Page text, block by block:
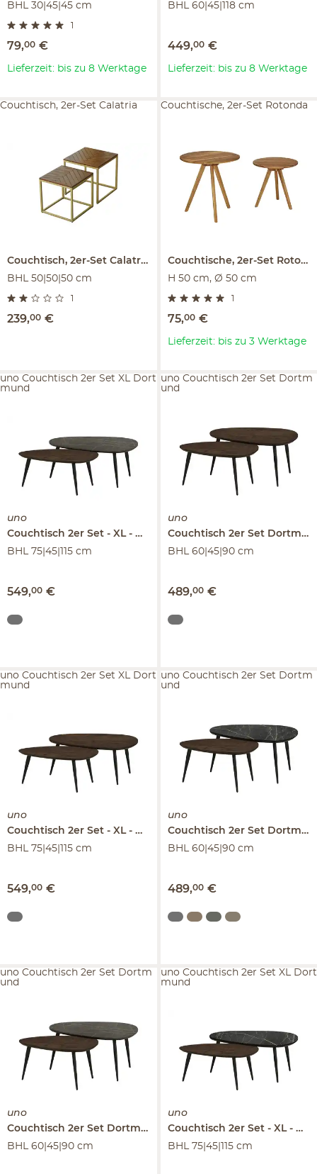
BHL 30|45|45 cm
1
79,00 €
Lieferzeit: bis zu 8 Werktage
BHL 60|45|118 cm
449,00 €
Lieferzeit: bis zu 8 Werktage
Couchtisch, 2er-Set Calatria
BHL 50|50|50 cm
1
239,00 €
Couchtisch, 2er-Set Calatria
Couchtische, 2er-Set Rotonda
H 50 cm, Ø 50 cm
1
75,00 €
Couchtische, 2er-Set Rotonda
Lieferzeit: bis zu 3 Werktage
uno
Couchtisch 2er Set XL
Dortmund
BHL 75|45|115 cm
549,00 €
uno Couchtisch 2er Set XL Dort
mund
uno
Couchtisch 2er Set Dortmund
BHL 60|45|90 cm
489,00 €
uno Couchtisch 2er Set Dortm
und
uno
Couchtisch 2er Set XL
Dortmund
BHL 75|45|115 cm
549,00 €
uno Couchtisch 2er Set XL Dort
mund
uno
Couchtisch 2er Set Dortmund
BHL 60|45|90 cm
489,00 €
uno Couchtisch 2er Set Dortm
und
uno
Couchtisch 2er Set Dortmund
BHL 60|45|90 cm
uno Couchtisch 2er Set Dortm
und
uno
Couchtisch 2er Set XL
BHL 75|45|115 cm
uno Couchtisch 2er Set XL Dort
mund